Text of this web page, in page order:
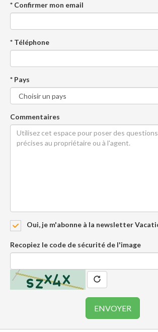
* Confirmer mon email
* Téléphone
* Pays
Commentaires
Oui, je m'abonne à la newsletter
Recopiez le code de sécurité de l'image